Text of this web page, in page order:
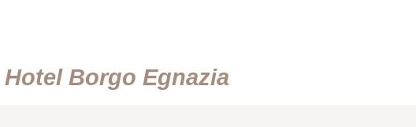
Hotel Borgo Egnazia